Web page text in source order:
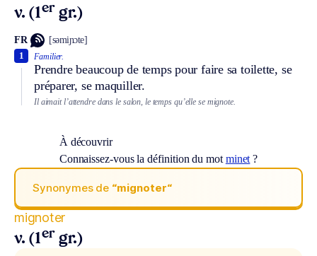
v. (1er gr.)
FR [səmiɲɔte]
Familier.
Prendre beaucoup de temps pour faire sa toilette, se
préparer, se maquiller.
1
Il aimait l’attendre dans le salon, le temps qu’elle se mignote.
À découvrir
Connaissez-vous la définition du mot minet ?
Synonymes de “mignoter“
mignoter
v. (1er gr.)